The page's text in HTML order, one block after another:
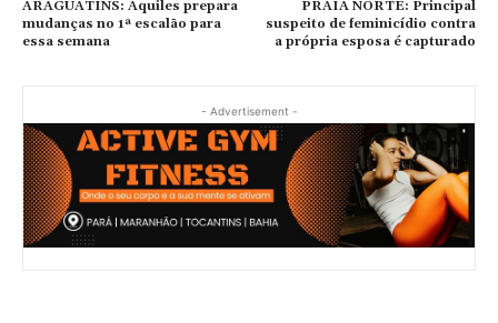
ARAGUATINS: Aquiles prepara
mudanças no 1ª escalão para
essa semana
PRAIA NORTE: Principal
suspeito de feminicídio contra
a própria esposa é capturado
- Advertisement -